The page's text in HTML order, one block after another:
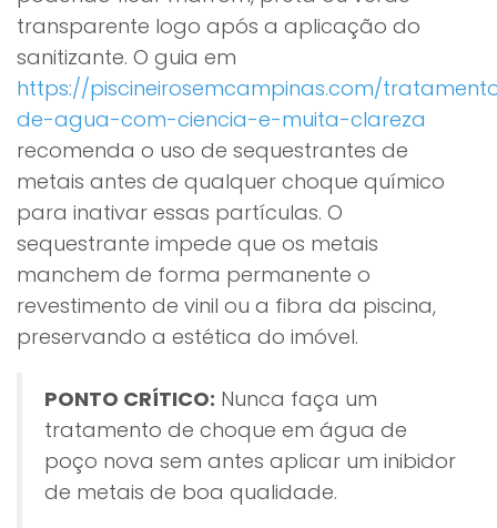
transparente logo após a aplicação do
sanitizante. O guia em
https://piscineirosemcampinas.com/
de-agua-com-ciencia-e-muita-clareza
recomenda o uso de sequestrantes de
metais antes de qualquer choque químico
para inativar essas partículas. O
sequestrante impede que os metais
manchem de forma permanente o
revestimento de vinil ou a fibra da piscina,
preservando a estética do imóvel.
PONTO CRÍTICO: Nunca faça um
tratamento de choque em água de
poço nova sem antes aplicar um inibidor
de metais de boa qualidade.